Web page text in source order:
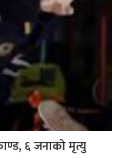
६ जनाको मृत्यु